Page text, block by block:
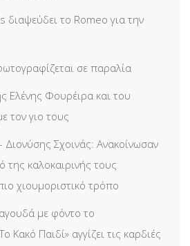
διαψεύδει το Romeo για την
σε παραλία
Ελένης Φουρέιρα και του
τον γιο τους
Διονύσης Σχοινάς: Ανακοίνωσαν
της καλοκαιρινής τους
χιουμοριστικό τρόπο
με φόντο το
Κακό Παιδί» αγγίζει τις καρδιές